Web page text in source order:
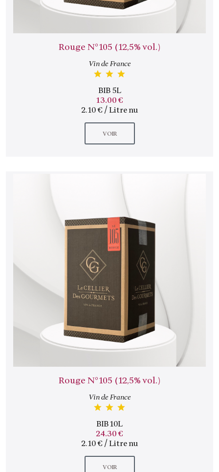
Rouge N°105 (12,5% vol.)
Vin de France
BIB 5L
13.00 €
2.10 € / Litre nu
VOIR
Rouge N°105 (12,5% vol.)
Vin de France
BIB 10L
24.30 €
2.10 € / Litre nu
VOIR